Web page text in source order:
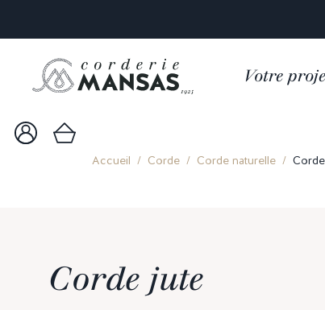
Votre
Accueil Corde Corde naturelle
Corde jute